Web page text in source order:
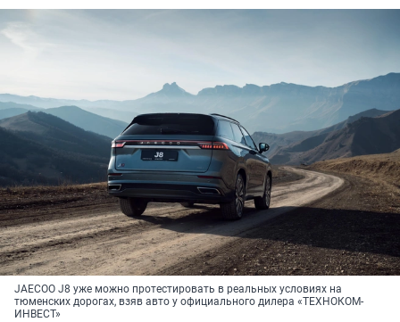
JAECOO J8 уже можно протестировать в реальных условиях на
тюменских дорогах, взяв авто у официального дилера «ТЕХНОКОМ-
ИНВЕСТ»